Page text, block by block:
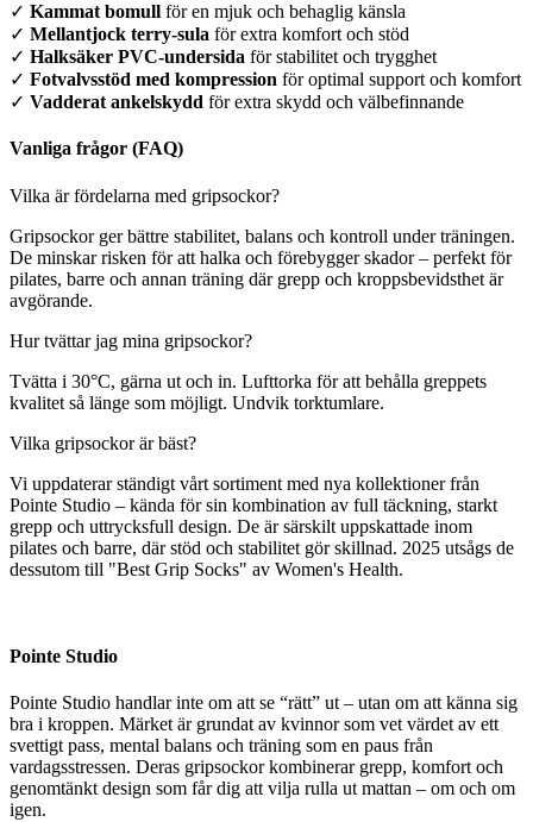
✓ Kammat bomull för en mjuk och behaglig känsla
✓ Mellantjock terry-sula för extra komfort och stöd
✓ Halksäker PVC-undersida för stabilitet och trygghet
✓ Fotvalvsstöd med kompression för optimal support och komfort
✓ Vadderat ankelskydd för extra skydd och välbefinnande
Vanliga frågor (FAQ)
Vilka är fördelarna med gripsockor?
Gripsockor ger bättre stabilitet, balans och kontroll under träningen.
De minskar risken för att halka och förebygger skador – perfekt för
pilates, barre och annan träning där grepp och kroppsbevidsthet är
avgörande.
Hur tvättar jag mina gripsockor?
Tvätta i 30°C, gärna ut och in. Lufttorka för att behålla greppets
kvalitet så länge som möjligt. Undvik torktumlare.
Vilka gripsockor är bäst?
Vi uppdaterar ständigt vårt sortiment med nya kollektioner från
Pointe Studio – kända för sin kombination av full täckning, starkt
grepp och uttrycksfull design. De är särskilt uppskattade inom
pilates och barre, där stöd och stabilitet gör skillnad. 2025 utsågs de
dessutom till "Best Grip Socks" av Women's Health.
Pointe Studio
Pointe Studio handlar inte om att se “rätt” ut – utan om att känna sig
bra i kroppen. Märket är grundat av kvinnor som vet värdet av ett
svettigt pass, mental balans och träning som en paus från
vardagsstressen. Deras gripsockor kombinerar grepp, komfort och
genomtänkt design som får dig att vilja rulla ut mattan – om och om
igen.